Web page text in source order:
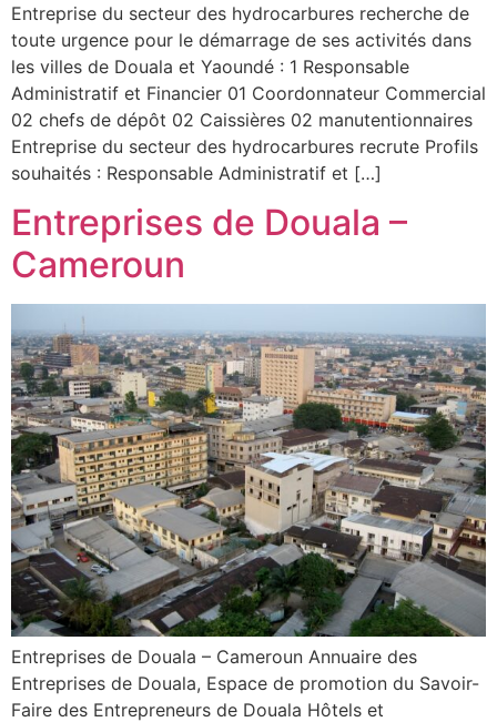
Entreprise du secteur des hydrocarbures recherche de
toute urgence pour le démarrage de ses activités dans
les villes de Douala et Yaoundé : 1 Responsable
Administratif et Financier 01 Coordonnateur Commercial
02 chefs de dépôt 02 Caissières 02 manutentionnaires
Entreprise du secteur des hydrocarbures recrute Profils
souhaités : Responsable Administratif et […]
Entreprises de Douala –
Cameroun
Entreprises de Douala – Cameroun Annuaire des
Entreprises de Douala, Espace de promotion du Savoir-
Faire des Entrepreneurs de Douala Hôtels et